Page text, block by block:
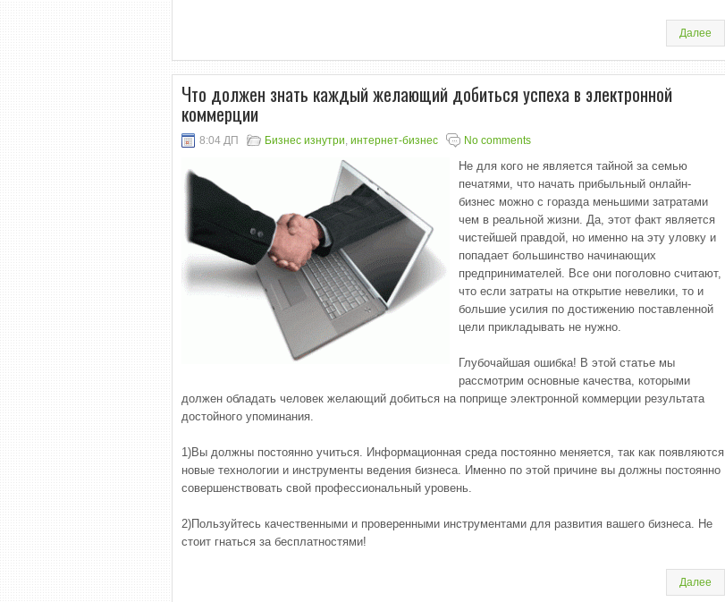
Далее
Что должен знать каждый желающий добиться успеха в электронной
коммерции
8:04 ДП Бизнес изнутри, интернет-бизнес No comments
Не для кого не является тайной за семью
печатями, что начать прибыльный онлайн-
бизнес можно с горазда меньшими затратами
чем в реальной жизни. Да, этот факт является
чистейшей правдой, но именно на эту уловку и
попадает большинство начинающих
предпринимателей. Все они поголовно считают,
что если затраты на открытие невелики, то и
большие усилия по достижению поставленной
цели прикладывать не нужно.
Глубочайшая ошибка! В этой статье мы
рассмотрим основные качества, которыми
должен обладать человек желающий добиться на поприще электронной коммерции результата
достойного упоминания.
1)Вы должны постоянно учиться. Информационная среда постоянно меняется, так как появляются
новые технологии и инструменты ведения бизнеса. Именно по этой причине вы должны постоянно
совершенствовать свой профессиональный уровень.
2)Пользуйтесь качественными и проверенными инструментами для развития вашего бизнеса. Не
стоит гнаться за бесплатностями!
Далее